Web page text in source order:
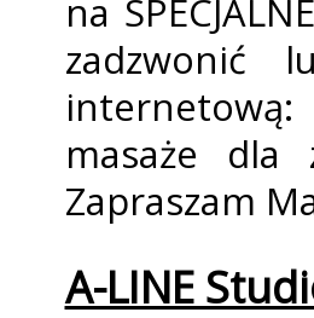
na
zadzwonić
masaże
Zapraszam
A-LINE